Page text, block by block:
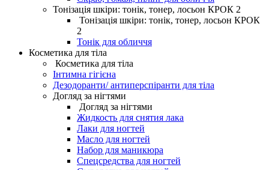
Тонізація шкіри: тонік, тонер, лосьон КРОК 2
Тонізація шкіри: тонік, тонер, лосьон КРОК
2
Тонік для обличчя
Косметика для тіла
Косметика для тіла
Інтимна гігієна
Дезодоранти/ антиперспіранти для тіла
Догляд за нігтями
Догляд за нігтями
Жидкость для снятия лака
Лаки для ногтей
Масло для ногтей
Набор для маникюра
Спецсредства для ногтей